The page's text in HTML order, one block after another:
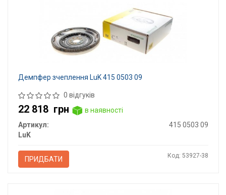
Демпфер зчеплення LuK 415 0503 09
0 відгуків
22 818 грн
в наявності
Артикул:
415 0503 09
LuK
ПРИДБАТИ Код: 53927-38